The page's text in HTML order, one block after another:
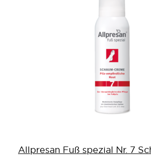
Allpresan Fuß spezial Nr. 7